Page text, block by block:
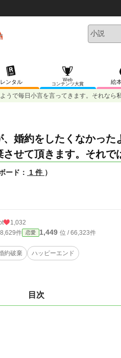
レンタル
Web
コンテンツ大賞
絵
うで毎日小言を言ってきます。それなら
、婚約をしたくなかっ
せて頂きます。それで
ード： 1 件 ）
1,032
件 恋愛 1,449 位 / 66,323件
約破棄 ハッピーエンド
目次